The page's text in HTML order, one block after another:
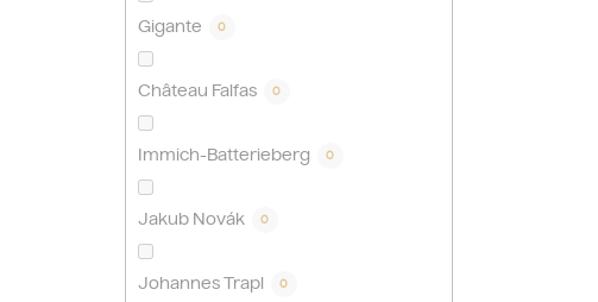
Gigante 0
Château Falfas 0
Immich-Batterieberg 0
Jakub Novák 0
Johannes Trapl 0